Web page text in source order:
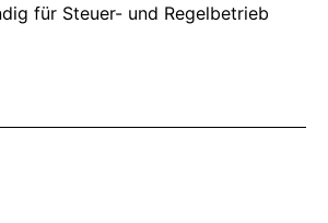
für Steuer- und Regelbetrieb